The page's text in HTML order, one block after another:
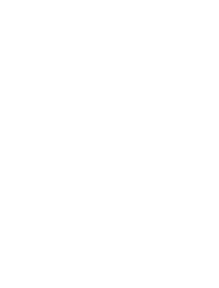
Werkzeuge, um